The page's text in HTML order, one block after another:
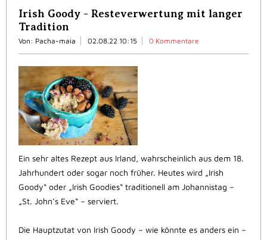
Irish Goody - Resteverwertung mit langer
Tradition
Von: Pacha-maia 02.08.22 10:15 0 Kommentare
Ein sehr altes Rezept aus Irland, wahrscheinlich aus dem 18.
Jahrhundert oder sogar noch früher. Heutes wird „Irish
Goody“ oder „Irish Goodies“ traditionell am Johannistag –
„St. John‘s Eve“ – serviert.
Die Hauptzutat von Irish Goody – wie könnte es anders ein –